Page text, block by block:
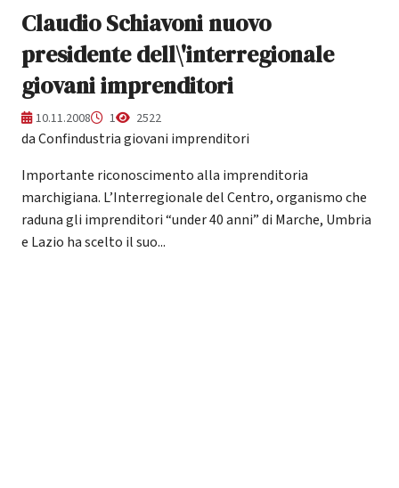
Claudio Schiavoni nuovo
presidente dell\'interregionale
giovani imprenditori
10.11.2008 1 2522
da Confindustria giovani imprenditori
Importante riconoscimento alla imprenditoria
marchigiana. L’Interregionale del Centro, organismo che
raduna gli imprenditori “under 40 anni” di Marche, Umbria
e Lazio ha scelto il suo...